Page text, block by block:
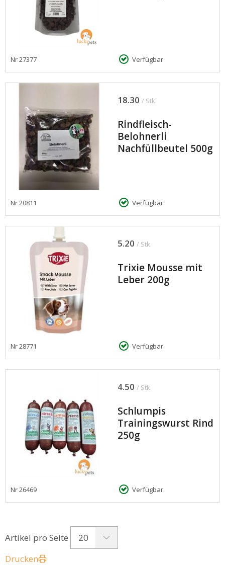
Nr27377 Verfügbar
18.30 / Stk.
Rindfleisch-
Belohnerli
Nachfüllbeutel 500g
Nr20811 Verfügbar
5.20 / Stk.
Trixie Mousse mit
Leber 200g
Nr28771 Verfügbar
4.50 / Stk.
Schlumpis
Trainingswurst Rind
250g
Nr26469 Verfügbar
Artikel pro Seite
20
Drucken